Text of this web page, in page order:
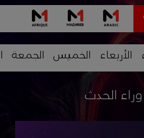
الأربعاء الخميس الجمعة
الحدث